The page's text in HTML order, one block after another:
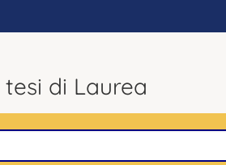
di Laurea